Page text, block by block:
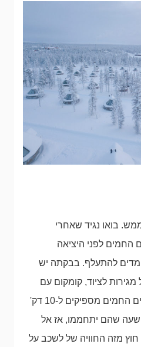
בואו נגיד שאחרי
לפני היציאה
להתעלף. בבקתה יש
לציוד, קומקום עם
כוסות, וחדר אמבטיה (המים החמים מספיקים ל-10 דק'
שעה שהם יתחממו, אז אל
מזה החוויה של לשכב על